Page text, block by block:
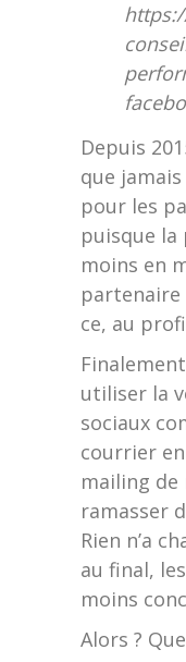
Depuis
que
pour les
puisque la
moins en
ce, au
utiliser la
sociaux
courrier en
mailing de
ramasser
Rien n’a
au final,
moins
Alors ?